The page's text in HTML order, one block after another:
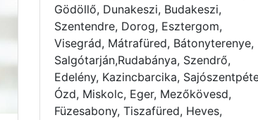
Gödöllő, Dunakeszi, Budakeszi,
Szentendre, Dorog, Esztergom,
Visegrád, Mátrafüred, Bátonyterenye,
Salgótarján,Rudabánya, Szendrő,
Edelény, Kazincbarcika,
Ózd, Miskolc, Eger, Mezőkövesd,
Füzesabony, Tiszafüred, Heves,